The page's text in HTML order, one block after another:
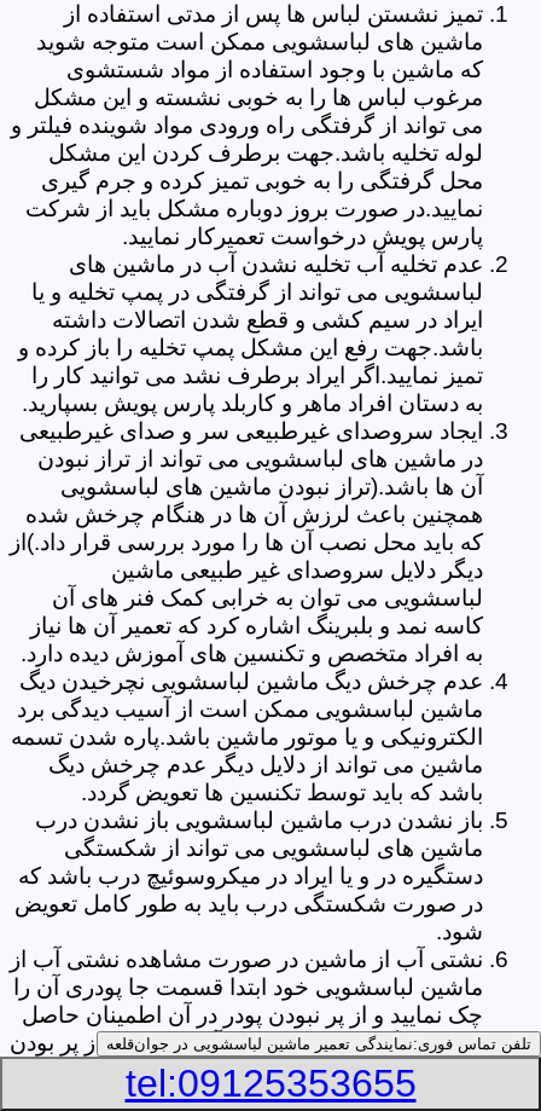
تمیز نشستن لباس ها پس از مدتی استفاده از
ماشین های لباسشویی ممکن است متوجه شوید
که ماشین با وجود استفاده از مواد شستشوی
مرغوب لباس ها را به خوبی نشسته و این مشکل
می تواند از گرفتگی راه ورودی مواد شوینده فیلتر و
لوله تخلیه باشد.جهت برطرف کردن این مشکل
محل گرفتگی را به خوبی تمیز کرده و جرم گیری
نمایید.در صورت بروز دوباره مشکل باید از شرکت
پارس پویش درخواست تعمیرکار نمایید.
عدم تخلیه آب تخلیه نشدن آب در ماشین های
لباسشویی می تواند از گرفتگی در پمپ تخلیه و یا
ایراد در سیم کشی و قطع شدن اتصالات داشته
باشد.جهت رفع این مشکل پمپ تخلیه را باز کرده و
تمیز نمایید.اگر ایراد برطرف نشد می توانید کار را
به دستان افراد ماهر و کاربلد پارس پویش بسپارید.
ایجاد سروصدای غیرطبیعی سر و صدای غیرطبیعی
در ماشین های لباسشویی می تواند از تراز نبودن
آن ها باشد.(تراز نبودن ماشین های لباسشویی
همچنین باعث لرزش آن ها در هنگام چرخش شده
که باید محل نصب آن ها را مورد بررسی قرار داد.)از
دیگر دلایل سروصدای غیر طبیعی ماشین
لباسشویی می توان به خرابی کمک فنر های آن
کاسه نمد و بلبرینگ اشاره کرد که تعمیر آن ها نیاز
به افراد متخصص و تکنسین های آموزش دیده دارد.
عدم چرخش دیگ ماشین لباسشویی نچرخیدن دیگ
ماشین لباسشویی ممکن است از آسیب دیدگی برد
الکترونیکی و یا موتور ماشین باشد.پاره شدن تسمه
ماشین می تواند از دلایل دیگر عدم چرخش دیگ
باشد که باید توسط تکنسین ها تعویض گردد.
باز نشدن درب ماشین لباسشویی باز نشدن درب
ماشین های لباسشویی می تواند از شکستگی
دستگیره در و یا ایراد در میکروسوئیچ درب باشد که
در صورت شکستگی درب باید به طور کامل تعویض
شود.
نشتی آب از ماشین در صورت مشاهده نشتی آب از
ماشین لباسشویی خود ابتدا قسمت جا پودری آن را
چک نمایید و از پر نبودن پودر در آن اطمینان حاصل
کنید.زیرا گاهی اوقات نشتی آب می تواند از پر بودن
بیش از حد جا پودری از پودر باشد.از دیگر علل ها
می توان به پارگی لاستیک دور درب ماشین شلنگ
تلفن تماس فوری:نمایندگی تعمیر ماشین لباسشویی در جوان‌قلعه
tel:09125353655